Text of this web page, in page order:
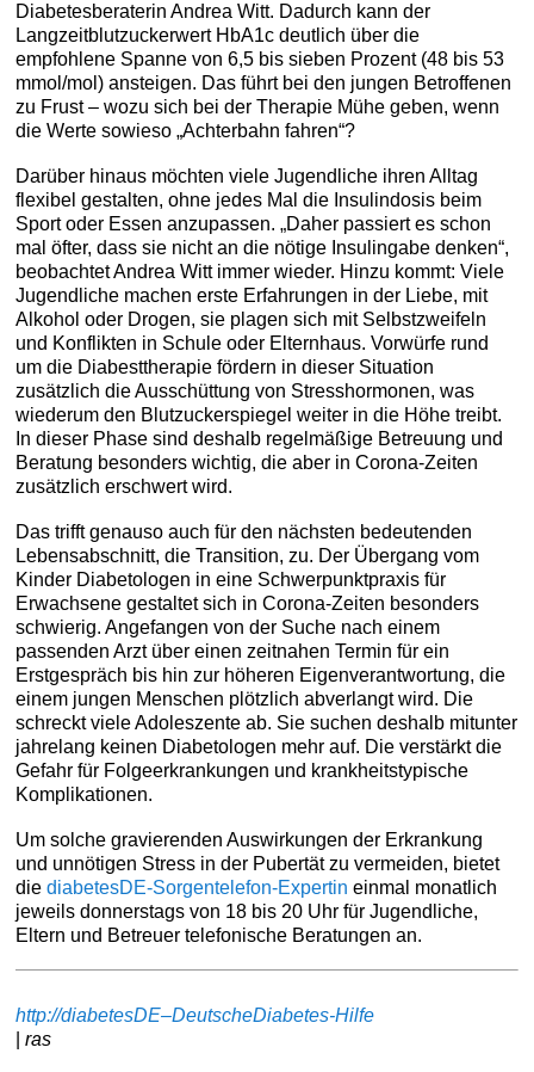
Diabetesberaterin Andrea Witt. Dadurch kann der
Langzeitblutzuckerwert HbA1c deutlich über die
empfohlene Spanne von 6,5 bis sieben Prozent (48 bis 53
mmol/mol) ansteigen. Das führt bei den jungen Betroffenen
zu Frust – wozu sich bei der Therapie Mühe geben, wenn
die Werte sowieso „Achterbahn fahren“?
Darüber hinaus möchten viele Jugendliche ihren Alltag
flexibel gestalten, ohne jedes Mal die Insulindosis beim
Sport oder Essen anzupassen. „Daher passiert es schon
mal öfter, dass sie nicht an die nötige Insulingabe denken“,
beobachtet Andrea Witt immer wieder. Hinzu kommt: Viele
Jugendliche machen erste Erfahrungen in der Liebe, mit
Alkohol oder Drogen, sie plagen sich mit Selbstzweifeln
und Konflikten in Schule oder Elternhaus. Vorwürfe rund
um die Diabesttherapie fördern in dieser Situation
zusätzlich die Ausschüttung von Stresshormonen, was
wiederum den Blutzuckerspiegel weiter in die Höhe treibt.
In dieser Phase sind deshalb regelmäßige Betreuung und
Beratung besonders wichtig, die aber in Corona-Zeiten
zusätzlich erschwert wird.
Das trifft genauso auch für den nächsten bedeutenden
Lebensabschnitt, die Transition, zu. Der Übergang vom
Kinder Diabetologen in eine Schwerpunktpraxis für
Erwachsene gestaltet sich in Corona-Zeiten besonders
schwierig. Angefangen von der Suche nach einem
passenden Arzt über einen zeitnahen Termin für ein
Erstgespräch bis hin zur höheren Eigenverantwortung, die
einem jungen Menschen plötzlich abverlangt wird. Die
schreckt viele Adoleszente ab. Sie suchen deshalb mitunter
jahrelang keinen Diabetologen mehr auf. Die verstärkt die
Gefahr für Folgeerkrankungen und krankheitstypische
Komplikationen.
Um solche gravierenden Auswirkungen der Erkrankung
und unnötigen Stress in der Pubertät zu vermeiden, bietet
diediabetesDE-Sorgentelefon-Expertin einmal monatlich
jeweils donnerstags von 18 bis 20 Uhr für Jugendliche,
Eltern und Betreuer telefonische Beratungen an.
http://diabetesDE–DeutscheDiabetes-Hilfe
|ras